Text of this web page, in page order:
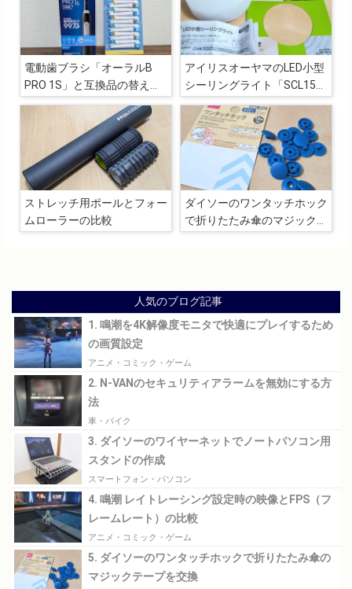
電動歯ブラシ「オーラルB
PRO 1S」と互換品の替えブ
ラシ
アイリスオーヤマのLED小型
シーリングライト「SCL15N-
HLC」
ストレッチ用ポールとフォー
ムローラーの比較
ダイソーのワンタッチホック
で折りたたみ傘のマジックテ
人気のブログ記事
1. 鳴潮を4K解像度モニタで快適にプレイするため
の画質設定
アニメ・コミック・ゲーム
2. N-VANのセキュリティアラームを無効にする方
法
車・バイク
3. ダイソーのワイヤーネットでノートパソコン用
スタンドの作成
スマートフォン・パソコン
4. 鳴潮 レイトレーシング設定時の映像とFPS（フ
レームレート）の比較
アニメ・コミック・ゲーム
5. ダイソーのワンタッチホックで折りたたみ傘の
マジックテープを交換